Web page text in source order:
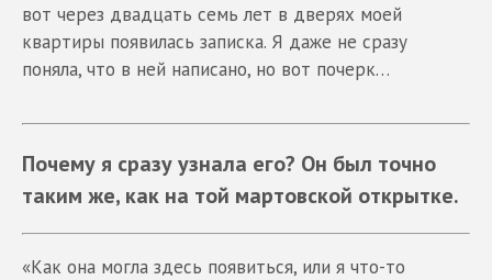
вот через двадцать семь лет в дверях моей
квартиры появилась записка. Я даже не сразу
поняла, что в ней написано, но вот почерк…
Почему я сразу узнала его? Он был точно
таким же, как на той мартовской открытке.
«Как она могла здесь появиться, или я что-то